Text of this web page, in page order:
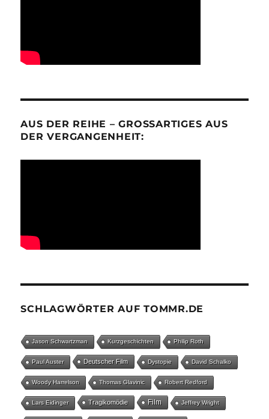
AUS DER REIHE – GROSSARTIGES AUS D
ER VERGANGENHEIT:
SCHLAGWÖRTER AUF TOMMR.DE
Jason Schwartzman Kurzgeschichten Philip Roth
Paul Auster Deutscher Film Dystopie David Schalko
Woody Harrelson Thomas Glavinic Robert Redford
Lars Eidinger Tragikomödie Film Jeffrey Wright